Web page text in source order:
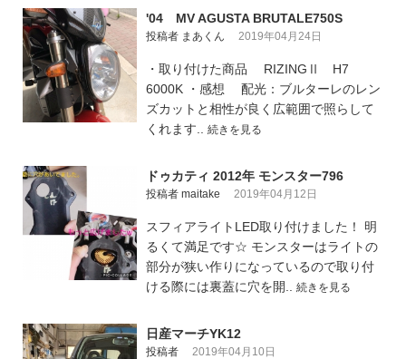
'04 MV AGUSTA BRUTALE750S
投稿者 まあくん 2019年04月24日
・取り付けた商品 RIZINGⅡ H7
6000K ・感想 配光：ブルターレのレン
ズカットと相性が良く広範囲で照らして
くれます.. 続きを見る
ドゥカティ 2012年 モンスター796
投稿者 maitake 2019年04月12日
スフィアライトLED取り付けました！ 明
るくて満足です☆ モンスターはライトの
部分が狭い作りになっているので取り付
ける際には裏蓋に穴を開.. 続きを見る
日産マーチYK12
投稿者 2019年04月10日